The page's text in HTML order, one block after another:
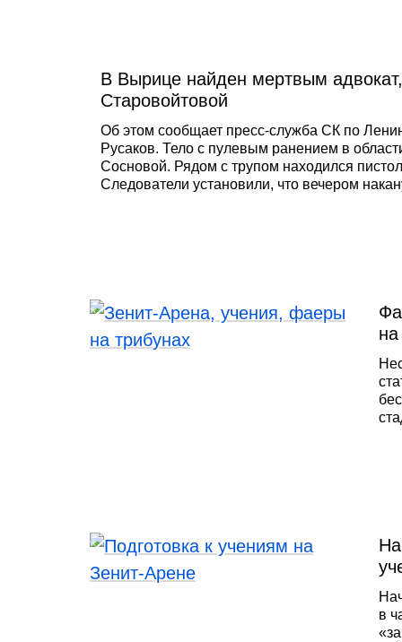
В Вырице найден мертвым
Старовойтовой
Об этом сообщает пресс-служба СК по
Русаков. Тело с пулевым ранением в
Сосновой. Рядом с трупом находился
Следователи установили, что вечером
в